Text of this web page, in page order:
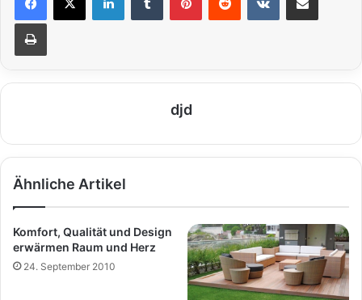
djd
Ähnliche Artikel
Komfort, Qualität und Design
erwärmen Raum und Herz
24. September 2010